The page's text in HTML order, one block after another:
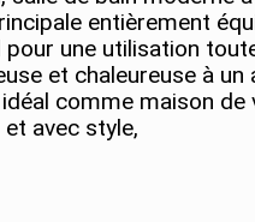
entièrement
une utilisation
et chaleureuse à un
comme maison de
avec style,